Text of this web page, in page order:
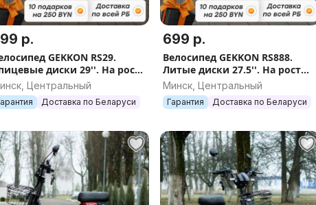
р.
GEKKON RS29.
диски 29''. На рост
210 см. До 125 кг. +10
Центральный
Доставка по Беларуси
699 р.
Велосипед GEKKON RS888.
Литые диски 27.5''. На рост
150-190 см. До 125 кг. +10
Подарков
Минск, Центральный
Гарантия Доставка по Беларуси